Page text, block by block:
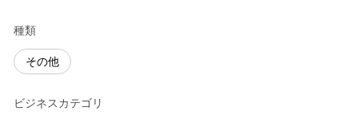
種類
その他
ビジネスカテゴリ